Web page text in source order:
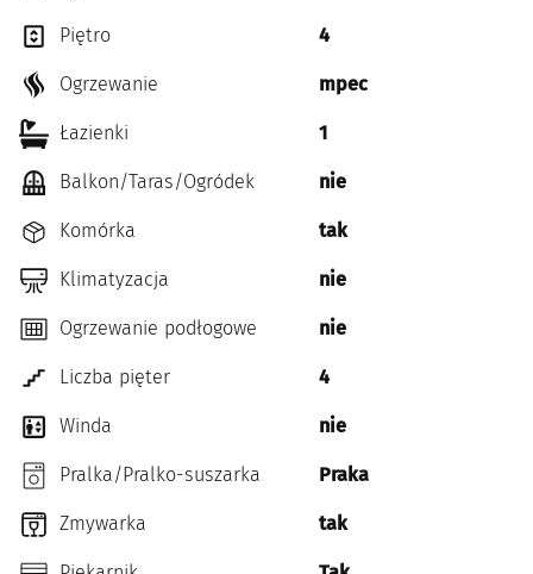
Piętro 4
Ogrzewanie mpec
Łazienki 1
Balkon/Taras/Ogródek nie
Komórka tak
Klimatyzacja nie
Ogrzewanie podłogowe nie
Liczba pięter 4
Winda nie
Pralka/Pralko-suszarka Praka
Zmywarka tak